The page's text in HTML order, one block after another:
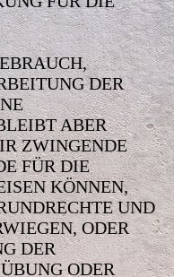
DER
ABER
ZWINGENDE
FÜR DIE
KÖNNEN,
UND
ODER
DER
ODER